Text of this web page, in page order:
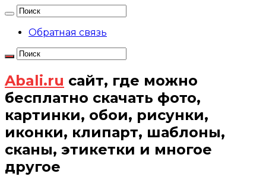
Обратная связь
Abali.ru сайт, где можно
бесплатно скачать фото,
картинки, обои, рисунки,
иконки, клипарт, шаблоны,
сканы, этикетки и многое
другое